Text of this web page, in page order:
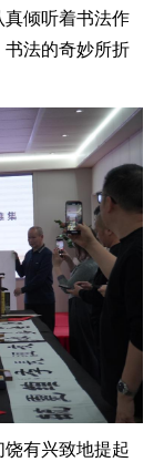
真倾听着书法作
法的奇妙所折
有兴致地提起